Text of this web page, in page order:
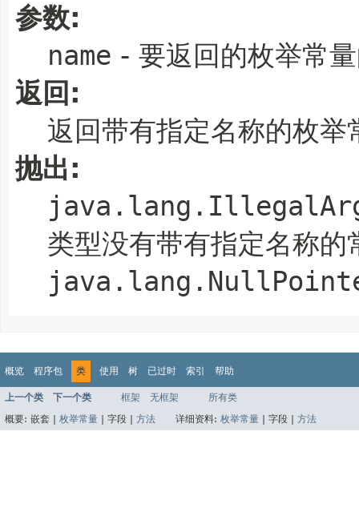
参数:
name - 要返回的枚举常
返回:
返回带有指定名称的枚举
抛出:
类型没有带有指定名称的
概览 程序包 类 使用 树 已过时 索引 帮助
上一个类 下一个类 框架 无框架
所有类
概要: 嵌套 | 枚举常量 字段 | 方法 详细资料: 枚举常量 字段 | 方法